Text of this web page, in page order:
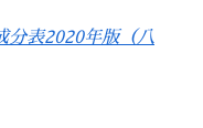
表2020年版（八